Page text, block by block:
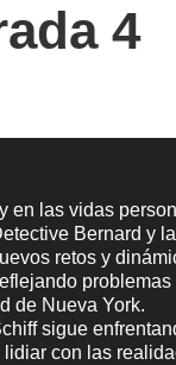
4
en las vidas
Bernard y
retos y
de Nueva York.
sigue
con las